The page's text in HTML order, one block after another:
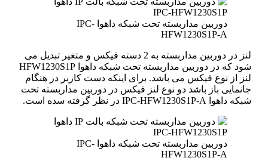
دوربین مداربسته تحت شبکه داهوا IPC-
HFW1230S1P-A
لنز در دوربین مداربسته به 2 دسته فیکس و متغیر تبدیل می
شود که در دوربین مداربسته تحت شبکه داهوا HFW1230S1P
لنز از نوع فیکس می باشد. برای اینکه دست کاربر در هنگام
جانمایی باز باشد دو نوع لنز فیکس در دوربین مداربسته تحت
شبکه داهوا IPC-HFW1230S1P-A در نظر گرفته سده است.
دوربین مداربسته تحت شبکه داهوا IPC-
HFW1230S1P-A